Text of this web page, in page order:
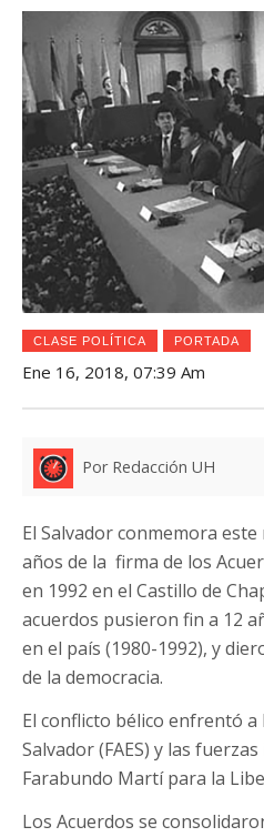
CLASE POLÍTICA PORTADA
Ene 16, 2018, 07:39 Am
Por Redacción UH
El Salvador conmemora
años de la firma de los
en 1992 en el Castillo de
acuerdos pusieron fin a 12
en el país (1980-1992), y
de la democracia.
El conflicto bélico enfrentó a
Salvador (FAES) y las
Farabundo Martí para la
Los Acuerdos se